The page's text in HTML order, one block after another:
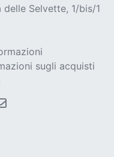
Selvette, 1/bis/1
sugli acquisti